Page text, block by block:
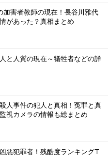
加害者教師の現在！長谷川雅代
があった？真相まとめ
と人質の現在～犠牲者などの詳
人事件の犯人と真相！冤罪と真
視カメラの情報も総まとめ
悪犯罪者！残酷度ランキングT